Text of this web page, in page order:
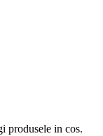
produsele in cos.